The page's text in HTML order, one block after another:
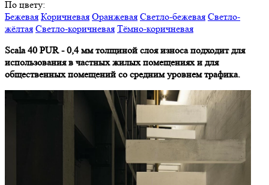
По цвету:
Бежевая Коричневая Оранжевая Светло-бежевая Светло-
жёлтая Светло-коричневая Тёмно-коричневая
Scala 40 PUR - 0,4 мм толщиной слоя износа подходит для
использования в частных жилых помещениях и для
общественных помещений со средним уровнем трафика.